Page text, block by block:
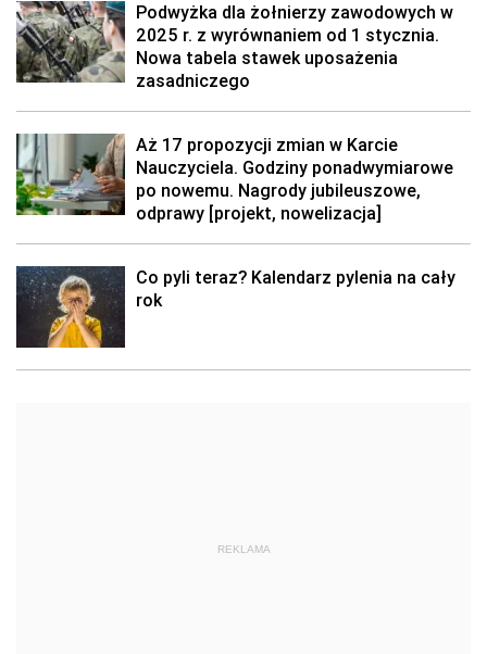
Podwyżka dla żołnierzy zawodowych w
2025 r. z wyrównaniem od 1 stycznia.
Nowa tabela stawek uposażenia
zasadniczego
Aż 17 propozycji zmian w Karcie
Nauczyciela. Godziny ponadwymiarowe
po nowemu. Nagrody jubileuszowe,
odprawy [projekt, nowelizacja]
Co pyli teraz? Kalendarz pylenia na cały
rok
REKLAMA